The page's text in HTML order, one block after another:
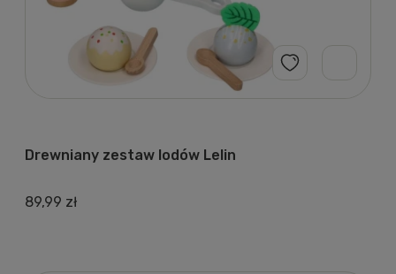
Drewniany zestaw lodów Lelin
89,99 zł